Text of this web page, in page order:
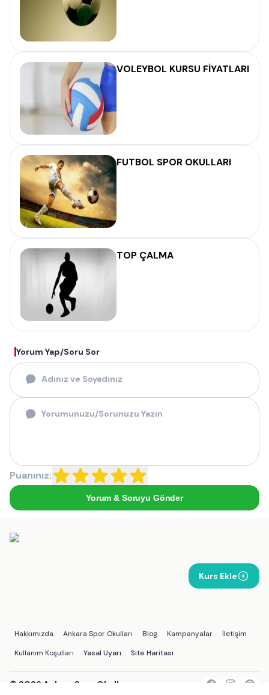
VOLEYBOL KURSU FİYATLARI
FUTBOL SPOR OKULLARI
TOP ÇALMA
Yorum Yap/Soru Sor
Puanınız:
Yorum & Soruyu Gönder
Kurs Ekle
Hakkımızda Ankara Spor Okulları Blog Kampanyalar
İletişim
Kullanım Koşulları
Yasal Uyarı Site Haritası
© 2026 Ankara Spor Okulları